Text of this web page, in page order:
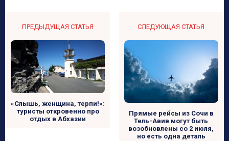
ПРЕДЫДУЩАЯ СТАТЬЯ
«Слышь, женщина, терпи!»:
туристы откровенно про
отдых в Абхазии
СЛЕДУЮЩАЯ СТАТЬЯ
Прямые рейсы из Сочи в
Тель-Авив могут быть
возобновлены со 2 июля,
но есть одна деталь